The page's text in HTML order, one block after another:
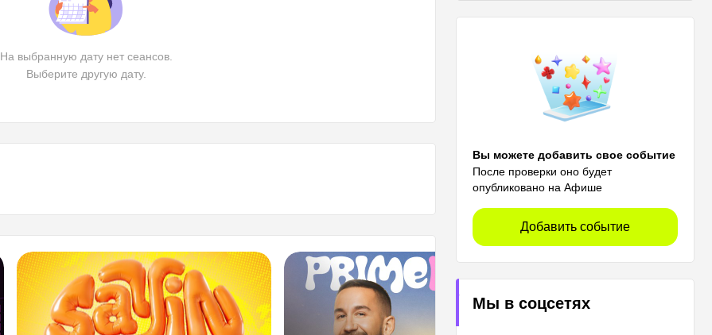
На выбранную дату нет сеансов.
Выберите другую дату.
Вы можете добавить свое событие
После проверки оно будет
опубликовано на Афише
Добавить событие
Мы в соцсетях